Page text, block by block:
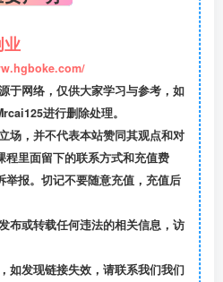
业
于网络，仅供大家学习与参考，如
进行删除处理。
场，并不代表本站赞同其观点和对
里面留下的联系方式和充值费
举报。切记不要随意充值，充值后
布或转载任何违法的相关信息，访
如发现链接失效，请联系我们我们